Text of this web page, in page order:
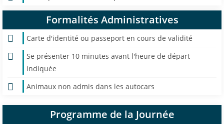
Formalités Administratives
Carte d'identité ou passeport en cours de validité
Se présenter 10 minutes avant l'heure de départ
indiquée
Animaux non admis dans les autocars
Programme de la Journée